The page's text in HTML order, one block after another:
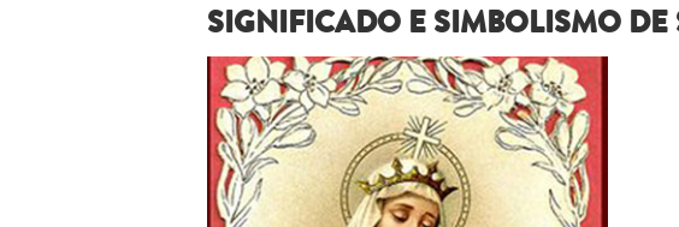
SIGNIFICADO E SIMBOLISMO DE